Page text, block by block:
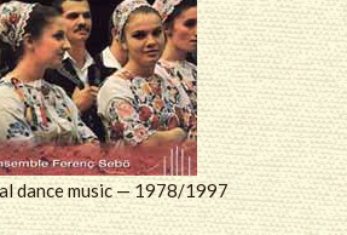
dance music — 1978/1997